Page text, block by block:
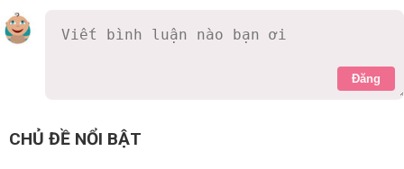
Đăng
CHỦ ĐỀ NỔI BẬT